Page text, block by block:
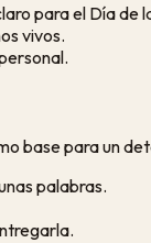
para el Día de
vivos.
base para un
palabras.